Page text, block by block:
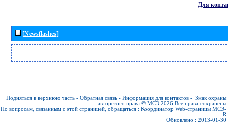
Для
[Newsflashes]
Подняться в верхнюю часть - Обратная связь - Информация для контактов - Знак охраны
авторского права © МСЭ 2026 Все права сохранены
По вопросам, связанным с этой страницей, обращаться : Координатор Web-страницы МСЭ-
R
Обновлено : 2013-01-30